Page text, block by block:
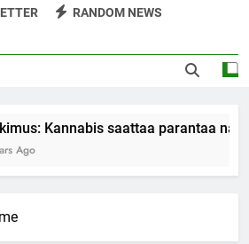
RANDOM NEWS
Kannabis saattaa parantaa
Ago